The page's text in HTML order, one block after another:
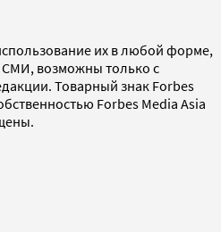
их в любой форме,
СМИ, возможны только с
Товарный знак Forbes
Forbes Media Asia